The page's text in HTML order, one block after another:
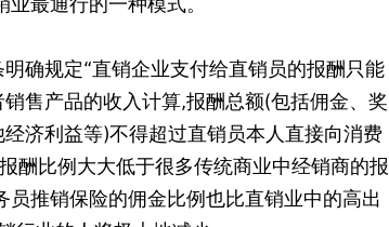
明确规定“直销企业支付给直销员的报酬只能
售产品的收入计算,报酬总额(包括佣金、奖
济利益等)不得超过直销员本人直接向消费
酬比例大大低于很多传统商业中经销商的报
员推销保险的佣金比例也比直销业中的高出